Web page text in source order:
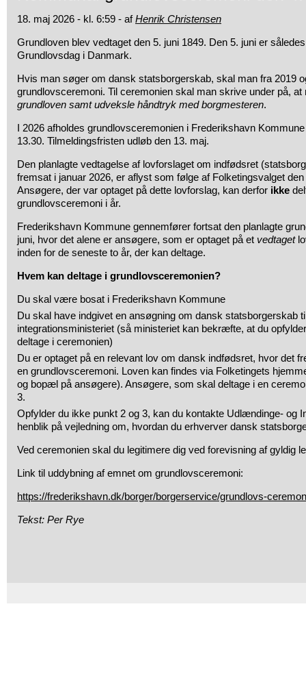
18. maj 2026 - kl. 6:59 - afHenrik Christensen
Grundloven blev vedtaget den 5. juni 1849. Den 5. juni er
Grundlovsdag i Danmark.
Hvis man søger om dansk statsborgerskab, skal man fra 2019
grundlovsceremoni. Til ceremonien skal man skrive under på,
grundloven samt udveksle håndtryk med borgmesteren.
I 2026 afholdes grundlovsceremonien i Frederikshavn
13.30. Tilmeldingsfristen udløb den 13. maj.
Den planlagte vedtagelse af lovforslaget om indfødsret
fremsat i januar 2026, er aflyst som følge af Folketingsvalget
Ansøgere, der var optaget på dette lovforslag, kan derfor ikke
grundlovsceremoni i år.
Frederikshavn Kommune gennemfører fortsat den planlagte
juni, hvor det alene er ansøgere, som er optaget på et vedtaget
inden for de seneste to år, der kan deltage.
Hvem kan deltage i grundlovsceremonien?
Du skal være bosat i Frederikshavn Kommune
Du skal have indgivet en ansøgning om dansk statsborgerskab
integrationsministeriet (så ministeriet kan bekræfte, at du
deltage i ceremonien)
Du er optaget på en relevant lov om dansk indfødsret, hvor det
en grundlovsceremoni. Loven kan findes via Folketingets
og bopæl på ansøgere). Ansøgere, som skal deltage i en
3.
Opfylder du ikke punkt 2 og 3, kan du kontakte Udlændinge- og
henblik på vejledning om, hvordan du erhverver dansk
Ved ceremonien skal du legitimere dig ved forevisning af gyldig
Link til uddybning af emnet om grundlovsceremoni:
https://frederikshavn.dk/borger/borgerservice/grundlovs-
Tekst: Per Rye